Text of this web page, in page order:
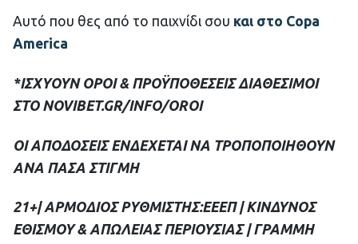
Αυτό που θες από το παιχνίδι σου και στο Copa
America
*ΙΣΧΥΟΥΝ ΟΡΟΙ & ΠΡΟΫΠΟΘΕΣΕΙΣ ΔΙΑΘΕΣΙΜΟΙ
ΣΤΟ NOVIBET.GR/INFO/OROI
ΟΙ ΑΠΟΔΟΣΕΙΣ ΕΝΔΕΧΕΤΑΙ ΝΑ ΤΡΟΠΟΠΟΙΗΘΟΥΝ
ΑΝΑ ΠΑΣΑ ΣΤΙΓΜΗ
21+| ΑΡΜΟΔΙΟΣ ΡΥΘΜΙΣΤΗΣ:ΕΕΕΠ | ΚΙΝΔΥΝΟΣ
ΕΘΙΣΜΟΥ & ΑΠΩΛΕΙΑΣ ΠΕΡΙΟΥΣΙΑΣ | ΓΡΑΜΜΗ